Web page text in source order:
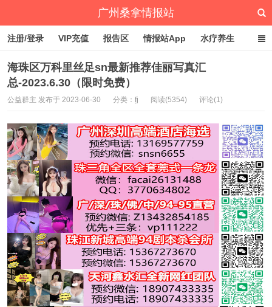
广州桑拿情报站
注册/登录 VIP充值 报告区 情报站App 水疗养生
深圳桑拿情报站 文章归档 标签云 点赞排行
海珠区万科里丝足sn最新推荐佳丽写真汇
总-2023.6.30（限时免费）
公益群主 发布于 2023-06-30 分类： fj 阅读(5354) 评论(1)